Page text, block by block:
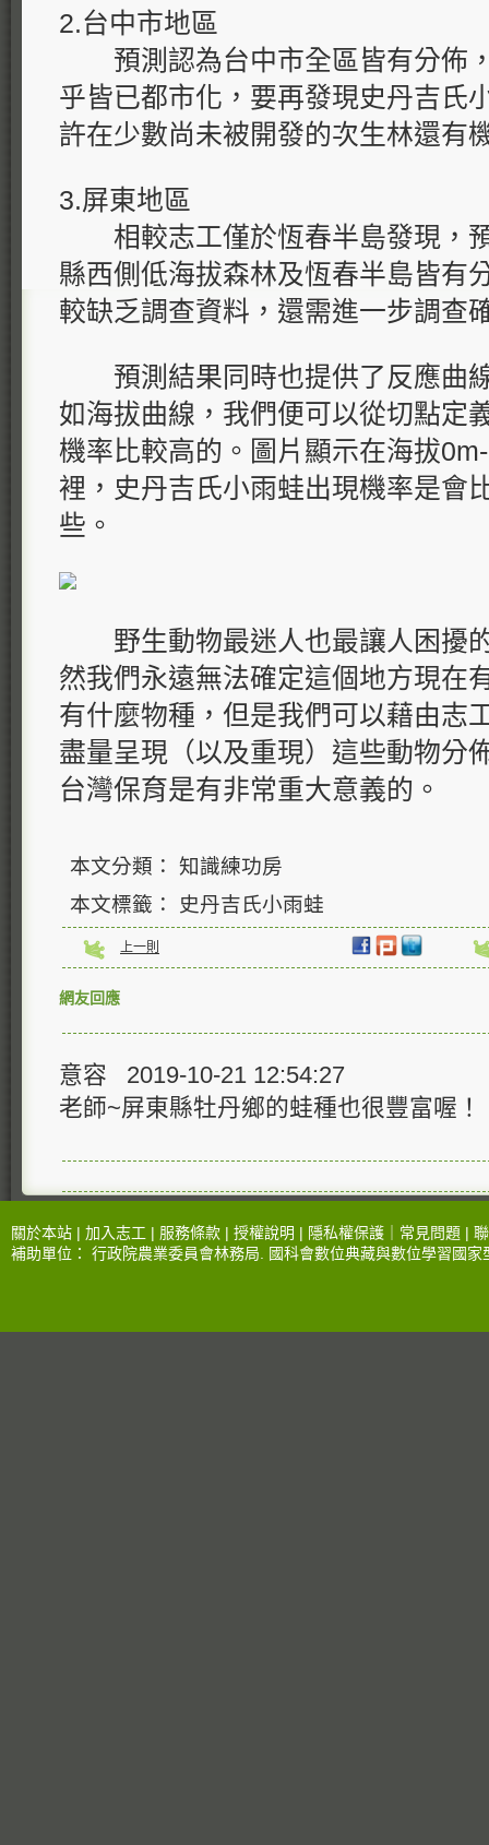
2.台中市地區
預測認為台中市全區皆有分佈
乎皆已都市化，要再發現史丹吉氏
許在少數尚未被開發的次生林還有
3.屏東地區
相較志工僅於恆春半島發現，
縣西側低海拔森林及恆春半島皆有
較缺乏調查資料，還需進一步調查
預測結果同時也提供了反應曲
如海拔曲線，我們便可以從切點定
機率比較高的。圖片顯示在海拔
裡，史丹吉氏小雨蛙出現機率是會
些。
野生動物最迷人也最讓人困擾
然我們永遠無法確定這個地方現在
有什麼物種，但是我們可以藉由志
盡量呈現（以及重現）這些動物分
台灣保育是有非常重大意義的。
本文分類： 知識練功房
本文標籤： 史丹吉氏小雨蛙
上一則
網友回應
意容 2019-10-21 12:54:27
老師~屏東縣牡丹鄉的蛙種也很豐富喔！
關於本站 | 加入志工 | 服務條款 | 授權說明 | 隱私權保護 常見問題 |
補助單位： 行政院農業委員會林務局 國科會數位典藏與數位學習國家